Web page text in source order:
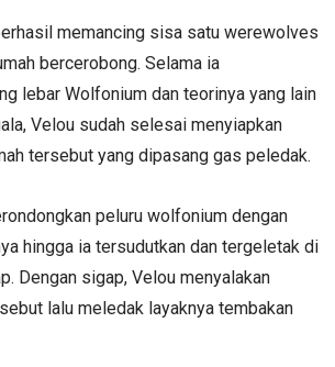
memancing sisa satu werewolves
bercerobong. Selama ia
lebar Wolfonium dan teorinya yang lain
Velou sudah selesai menyiapkan
tersebut yang dipasang gas peledak.
peluru wolfonium dengan
hingga ia tersudutkan dan tergeletak di
Dengan sigap, Velou menyalakan
lalu meledak layaknya tembakan